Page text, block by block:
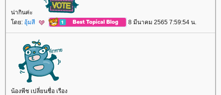
น่ากินค่ะ
ดย: อุ้มสี 8 มีนาคม 2565 7:59:54 น.
น้องพีช เปลี่ยนชื่อ เรือง